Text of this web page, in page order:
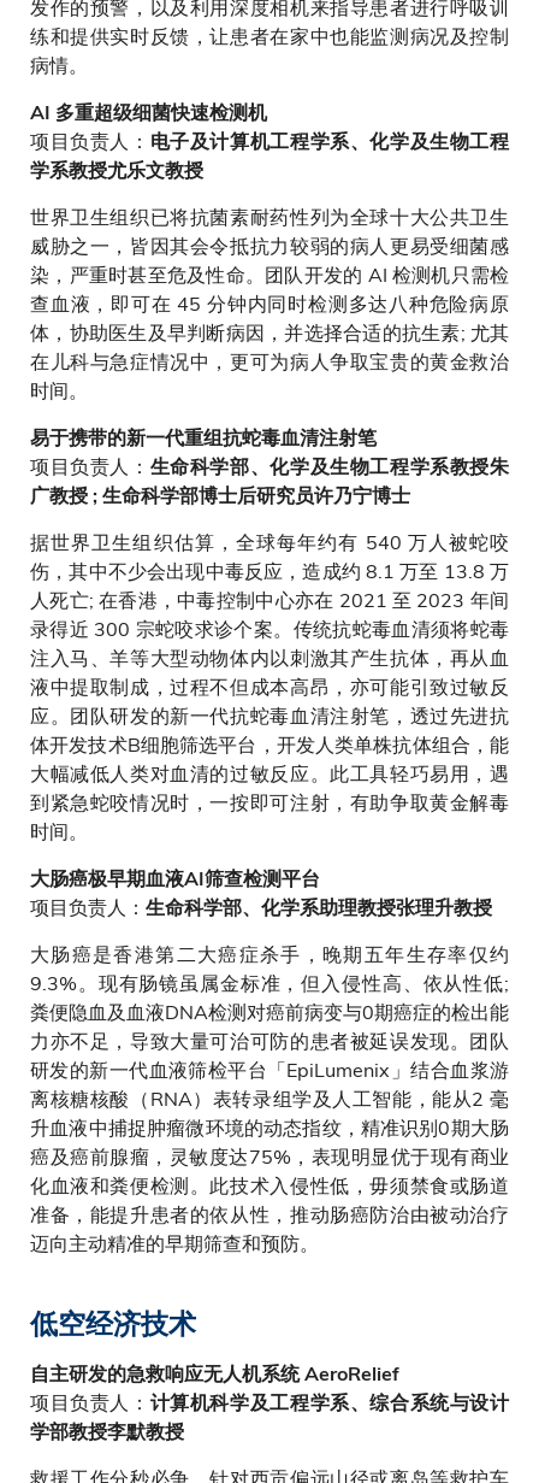
发作的预警，以及利用深度相机来指导患者进行呼吸训
练和提供实时反馈，让患者在家中也能监测病况及控制
病情。
AI 多重超级细菌快速检测机
项目负责人： 电子及计算机工程学系、化学及生物工程
学系教授尤乐文教授
世界卫生组织已将抗菌素耐药性列为全球十大公共卫生
威胁之一，皆因其会令抵抗力较弱的病人更易受细菌感
染，严重时甚至危及性命。团队开发的 AI 检测机只需检
查血液，即可在 45 分钟内同时检测多达八种危险病原
体，协助医生及早判断病因，并选择合适的抗生素; 尤其
在儿科与急症情况中，更可为病人争取宝贵的黄金救治
时间。
易于携带的新一代重组抗蛇毒血清注射笔
项目负责人： 生命科学部、化学及生物工程学系教授朱
广教授 ; 生命科学部博士后研究员许乃宁博士
据世界卫生组织估算，全球每年约有 540 万人被蛇咬
伤，其中不少会出现中毒反应，造成约 8.1 万至 13.8 万
人死亡; 在香港，中毒控制中心亦在 2021 至 2023 年间
录得近 300 宗蛇咬求诊个案。传统抗蛇毒血清须将蛇毒
注入马、羊等大型动物体内以刺激其产生抗体，再从血
液中提取制成，过程不但成本高昂，亦可能引致过敏反
应。团队研发的新一代抗蛇毒血清注射笔，透过先进抗
体开发技术B细胞筛选平台，开发人类单株抗体组合，能
大幅减低人类对血清的过敏反应。此工具轻巧易用，遇
到紧急蛇咬情况时，一按即可注射，有助争取黄金解毒
时间。
大肠癌极早期血液AI筛查检测平台
项目负责人： 生命科学部、化学系助理教授张理升教授
大肠癌是香港第二大癌症杀手，晚期五年生存率仅约
9.3%。现有肠镜虽属金标准，但入侵性高、依从性低;
粪便隐血及血液DNA检测对癌前病变与0期癌症的检出能
力亦不足，导致大量可治可防的患者被延误发现。团队
研发的新一代血液筛检平台「EpiLumenix」结合血浆游
离核糖核酸（RNA）表转录组学及人工智能，能从2 毫
升血液中捕捉肿瘤微环境的动态指纹，精准识别0期大肠
癌及癌前腺瘤，灵敏度达75%，表现明显优于现有商业
化血液和粪便检测。此技术入侵性低，毋须禁食或肠道
准备，能提升患者的依从性，推动肠癌防治由被动治疗
迈向主动精准的早期筛查和预防。
低空经济技术
自主研发的急救响应无人机系统 AeroRelief
项目负责人： 计算机科学及工程学系、综合系统与设计
学部教授李默教授
救援工作分秒必争，针对西贡偏远山径或离岛等救护车